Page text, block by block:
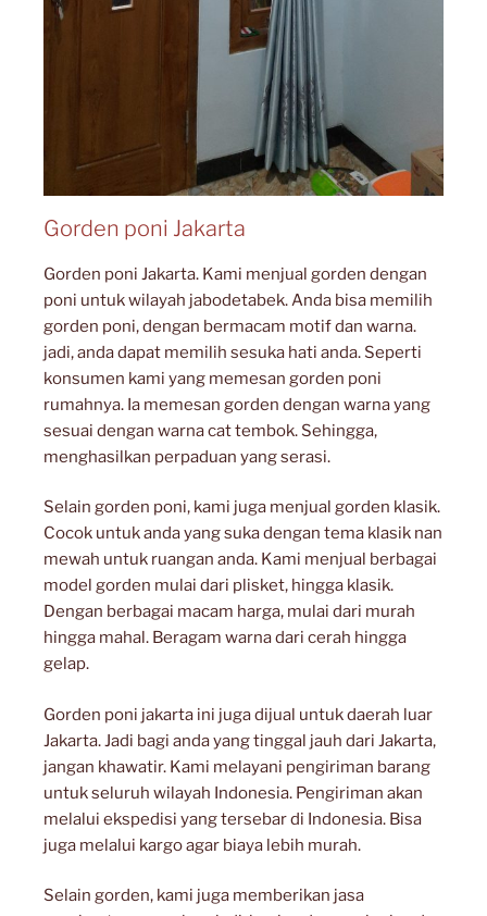
Gorden poni Jakarta
Gorden poni Jakarta. Kami menjual gorden dengan
poni untuk wilayah jabodetabek. Anda bisa memilih
gorden poni, dengan bermacam motif dan warna.
jadi, anda dapat memilih sesuka hati anda. Seperti
konsumen kami yang memesan gorden poni
rumahnya. Ia memesan gorden dengan warna yang
sesuai dengan warna cat tembok. Sehingga,
menghasilkan perpaduan yang serasi.
Selain gorden poni, kami juga menjual gorden klasik.
Cocok untuk anda yang suka dengan tema klasik nan
mewah untuk ruangan anda. Kami menjual berbagai
model gorden mulai dari plisket, hingga klasik.
Dengan berbagai macam harga, mulai dari murah
hingga mahal. Beragam warna dari cerah hingga
gelap.
Gorden poni jakarta ini juga dijual untuk daerah luar
Jakarta. Jadi bagi anda yang tinggal jauh dari Jakarta,
jangan khawatir. Kami melayani pengiriman barang
untuk seluruh wilayah Indonesia. Pengiriman akan
melalui ekspedisi yang tersebar di Indonesia. Bisa
juga melalui kargo agar biaya lebih murah.
Selain gorden, kami juga memberikan jasa